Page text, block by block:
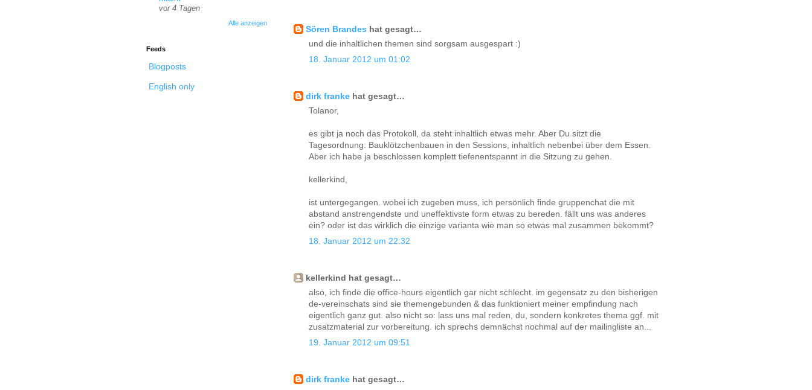
Sören Brandes hat gesagt…
und die inhaltlichen themen sind sorgsam ausgespart :)
18. Januar 2012 um 01:02
dirk franke hat gesagt…
Tolanor,
es gibt ja noch das Protokoll, da steht inhaltlich etwas mehr. Aber Du sitzt die
Tagesordnung: Bauklötzchenbauen in den Sessions, inhaltlich nebenbei über dem Essen.
Aber ich habe ja beschlossen komplett tiefenentspannt in die Sitzung zu gehen.
kellerkind,
ist untergegangen. wobei ich zugeben muss, ich persönlich finde gruppenchat die mit
abstand anstrengendste und uneffektivste form etwas zu bereden. fällt uns was anderes
ein? oder ist das wirklich die einzige varianta wie man so etwas mal zusammen bekommt?
18. Januar 2012 um 22:32
kellerkind hat gesagt…
also, ich finde die office-hours eigentlich gar nicht schlecht. im gegensatz zu den bisherigen
de-vereinschats sind sie themengebunden & das funktioniert meiner empfindung nach
eigentlich ganz gut. also nicht so: lass uns mal reden, du, sondern konkretes thema ggf. mit
zusatzmaterial zur vorbereitung. ich sprechs demnächst nochmal auf der mailingliste an...
19. Januar 2012 um 09:51
dirk franke hat gesagt…
vor 4 Tagen
Alle anzeigen
Feeds
Blogposts
English only